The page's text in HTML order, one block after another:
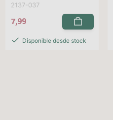
2137-037
7,99
Disponible desde stock